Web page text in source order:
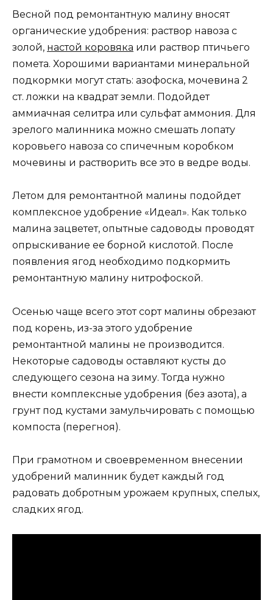
Весной под ремонтантную малину вносят
органические удобрения: раствор навоза с
золой, настой коровяка или раствор птичьего
помета. Хорошими вариантами минеральной
подкормки могут стать: азофоска, мочевина 2
ст. ложки на квадрат земли. Подойдет
аммиачная селитра или сульфат аммония. Для
зрелого малинника можно смешать лопату
коровьего навоза со спичечным коробком
мочевины и растворить все это в ведре воды.
Летом для ремонтантной малины подойдет
комплексное удобрение «Идеал». Как только
малина зацветет, опытные садоводы проводят
опрыскивание ее борной кислотой. После
появления ягод необходимо подкормить
ремонтантную малину нитрофоской.
Осенью чаще всего этот сорт малины обрезают
под корень, из-за этого удобрение
ремонтантной малины не производится.
Некоторые садоводы оставляют кусты до
следующего сезона на зиму. Тогда нужно
внести комплексные удобрения (без азота), а
грунт под кустами замульчировать с помощью
компоста (перегноя).
При грамотном и своевременном внесении
удобрений малинник будет каждый год
радовать добротным урожаем крупных, спелых,
сладких ягод.